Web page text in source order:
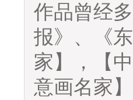
作品曾经
报》、《
家】，【
意画名家